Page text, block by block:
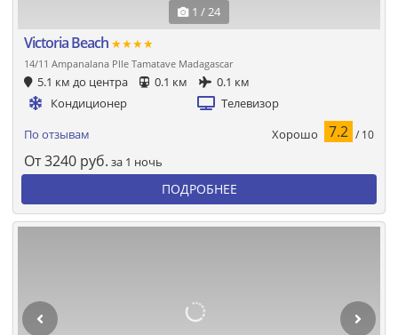
1 / 24
Victoria Beach ★★★★
14/11 Ampanalana Plle Tamatave Madagascar
5.1 км до центра 0.1 км
0.1 км
Кондиционер
Телевизор
По отзывам Хорошо 7.2 / 10
От3240 руб. за 1 ночь
ПОДРОБНЕЕ